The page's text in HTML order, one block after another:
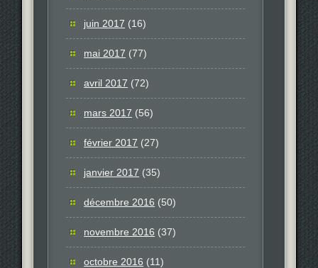
juin 2017 (16)
mai 2017 (77)
avril 2017 (72)
mars 2017 (56)
février 2017 (27)
janvier 2017 (35)
décembre 2016 (50)
novembre 2016 (37)
octobre 2016 (11)